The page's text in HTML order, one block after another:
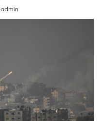
admin